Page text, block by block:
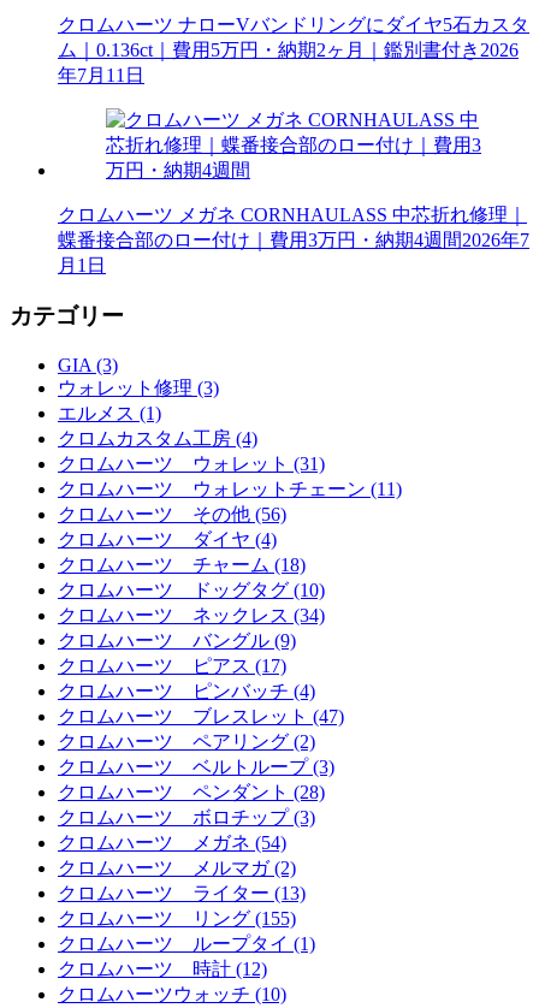
クロムハーツ ナローVバンドリングにダイヤ5石カスタ
ム｜0.136ct｜費用5万円・納期2ヶ月｜鑑別書付き 2026
年7月11日
クロムハーツ メガネ CORNHAULASS 中芯折れ修理｜
蝶番接合部のロー付け｜費用3万円・納期4週間2026年7
月1日
カテゴリー
GIA (3)
ウォレット修理 (3)
エルメス (1)
クロムカスタム工房 (4)
クロムハーツ ウォレット (31)
クロムハーツ ウォレットチェーン (11)
クロムハーツ その他 (56)
クロムハーツ ダイヤ (4)
クロムハーツ チャーム (18)
クロムハーツ ドッグタグ (10)
クロムハーツ ネックレス (34)
クロムハーツ バングル (9)
クロムハーツ ピアス (17)
クロムハーツ ピンバッチ (4)
クロムハーツ ブレスレット (47)
クロムハーツ ペアリング (2)
クロムハーツ ベルトループ (3)
クロムハーツ ペンダント (28)
クロムハーツ ボロチップ (3)
クロムハーツ メガネ (54)
クロムハーツ メルマガ (2)
クロムハーツ ライター (13)
クロムハーツ リング (155)
クロムハーツ ループタイ (1)
クロムハーツ 時計 (12)
クロムハーツウォッチ (10)